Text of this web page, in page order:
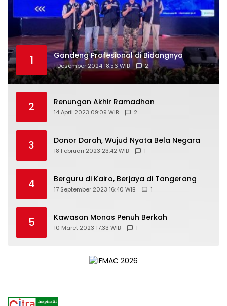
1 Gandeng Profesional di Bidangnya
1 Desember 2024 18:56 WIB 2
2 Renungan Akhir Ramadhan
14 April 2023 09:09 WIB 2
3 Donor Darah, Wujud Nyata Bela Negara
18 Februari 2023 23:42 WIB 1
4 Berguru di Kairo, Berjaya di Tangerang
17 September 2023 16:40 WIB 1
5 Kawasan Monas Penuh Berkah
10 Maret 2023 17:33 WIB 1